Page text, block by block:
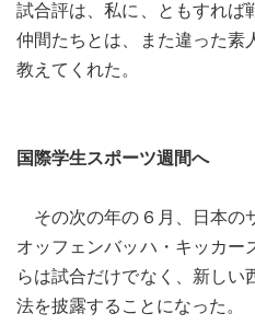
試合評は、私に、ともすれば
仲間たちとは、また違った素
教えてくれた。
国際学生スポーツ週間へ
その次の年の６月、日本の
オッフェンバッハ・キッカー
らは試合だけでなく、新しい
法を披露することになった。